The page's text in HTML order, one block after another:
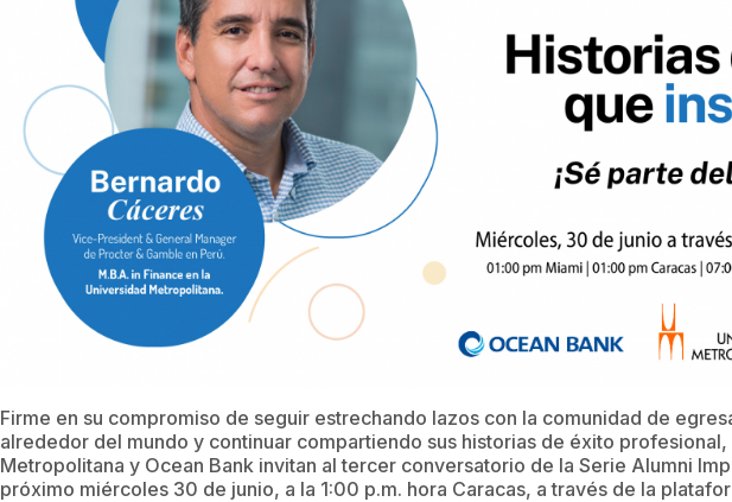
Firme en su compromiso de seguir estrechando lazos con la comunidad de
alrededor del mundo y continuar compartiendo sus historias de éxito profesional,
Metropolitana y Ocean Bank invitan al tercer conversatorio de la Serie Alumni
próximo miércoles 30 de junio, a la 1:00 p.m. hora Caracas, a través de la